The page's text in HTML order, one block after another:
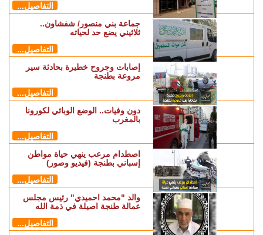
التفاصيل...
جماعة بني منصور/ شفشاون..
ثلاثيني يضع حد لحياته
التفاصيل...
إصابات وجروح خطيرة بحادثة سير
مروعة بطنجة
التفاصيل...
دون وفيات.. الوضع الوبائي لكورونا
بالمغرب
التفاصيل...
اصطدام مرعب ينهي حياة مواطن
إسباني بطنجة (فيديو وصور)
التفاصيل...
والد "محمد احميدي" رئيس مجلس
عمالة طنجة اصيلة في ذمة الله
التفاصيل...